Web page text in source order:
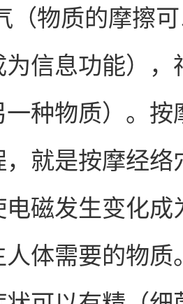
（物质的摩擦
为信息功能）
种物质）。
就是按摩经
电磁发生变化
体需要的物